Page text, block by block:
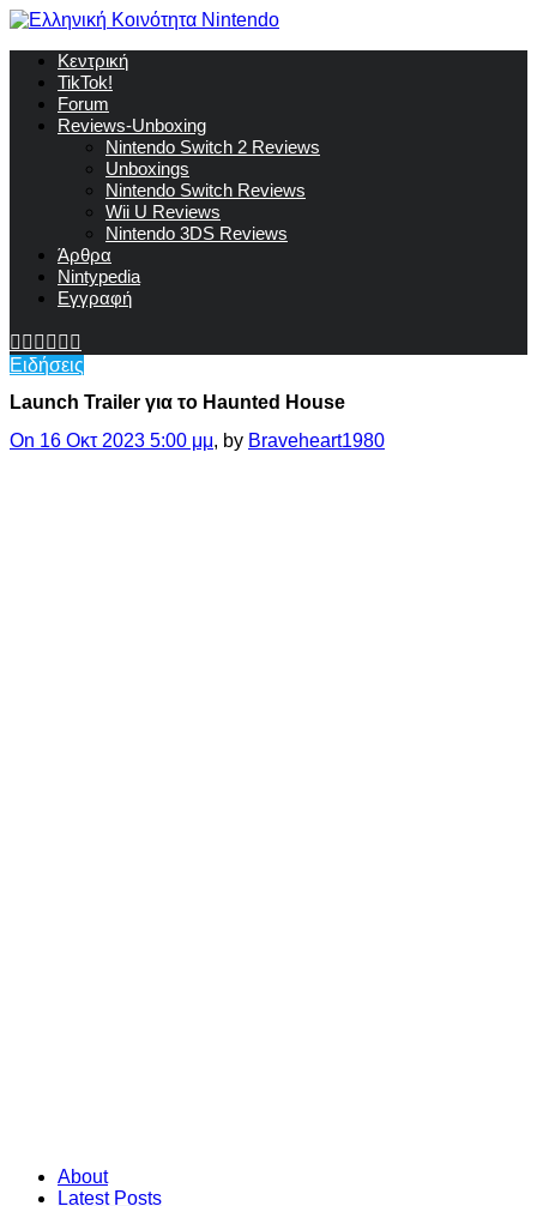
Κεντρική
TikTok!
Forum
Reviews-Unboxing
Nintendo Switch 2 Reviews
Unboxings
Nintendo Switch Reviews
Wii U Reviews
Nintendo 3DS Reviews
Άρθρα
Nintypedia
Εγγραφή
Ειδήσεις
Launch Trailer για το Haunted House
On 16 Οκτ 2023 5:00 μμ, by Braveheart1980
About
Latest Posts